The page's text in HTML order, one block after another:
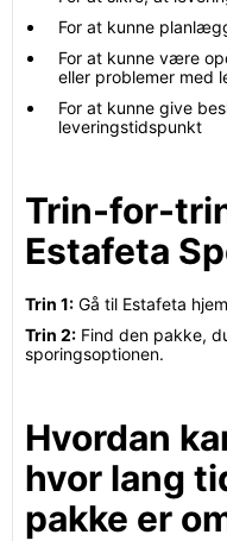
For at kunne
For at kunne være
eller problemer med
For at kunne give
leveringstidspunkt
Trin-for-
Estafeta
Trin 1: Gå til Estafeta
Trin 2: Find den pakke,
sporingsoptionen.
Hvordan
hvor lang
pakke er